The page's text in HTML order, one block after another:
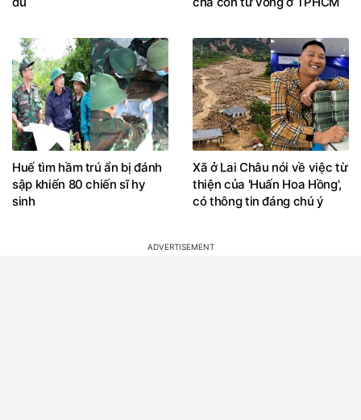
Huế tìm hầm trú ẩn bị đánh
sập khiến 80 chiến sĩ hy
sinh
Xã ở Lai Châu nói về việc từ
thiện của 'Huấn Hoa Hồng',
có thông tin đáng chú ý